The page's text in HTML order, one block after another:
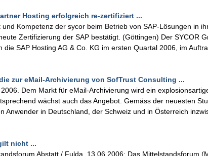
Hosting erfolgreich re-zertifiziert ...
und Kompetenz der sycor beim Betrieb von SAP-Lösungen in
Zertifizierung der SAP bestätigt. (Göttingen) Der SYCOR
die SAP Hosting AG & Co. KG im ersten Quartal 2006, im
zur eMail-Archivierung von SofTrust Consulting ...
Dem Markt für eMail-Archivierung wird ein
wächst auch das Angebot. Gemäss der neuesten
Anwender in Deutschland, der Schweiz und in Österreich
nicht ...
Abstatt / Fulda, 13.06.2006: Das Mittelstandsforum